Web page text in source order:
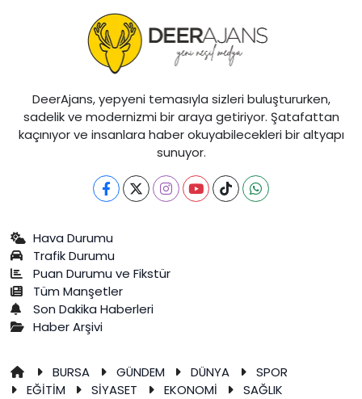
DeerAjans, yepyeni temasıyla sizleri buluştururken,
sadelik ve modernizmi bir araya getiriyor. Şatafattan
kaçınıyor ve insanlara haber okuyabilecekleri bir altyapı
sunuyor.
Hava Durumu
Trafik Durumu
Puan Durumu ve Fikstür
Tüm Manşetler
Son Dakika Haberleri
Haber Arşivi
BURSA GÜNDEM DÜNYA
SPOR
EĞİTİM
SİYASET EKONOMİ
SAĞLIK